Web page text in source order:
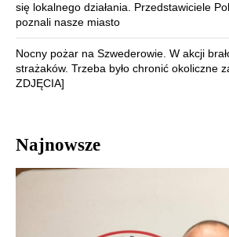
się lokalnego działania. Przedstawiciele
poznali nasze miasto
Nocny pożar na Szwederowie. W akcji
strażaków. Trzeba było chronić okoliczne
ZDJĘCIA]
Najnowsze